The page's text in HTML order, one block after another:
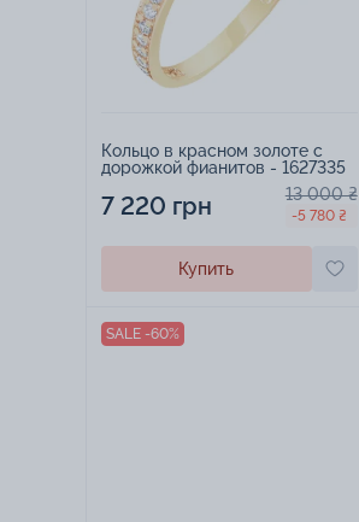
Кольцо в красном золоте с
дорожкой фианитов - 1627335
7 220 грн 13 000 ₴
-5 780 ₴
Купить
SALE -60%